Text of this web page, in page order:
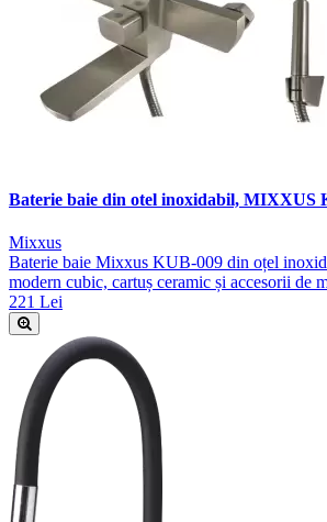
Baterie baie din otel inoxidabil, MIXXUS
Mixxus
Baterie baie Mixxus KUB-009 din oțel
modern cubic, cartuș ceramic și accesorii de
221 Lei